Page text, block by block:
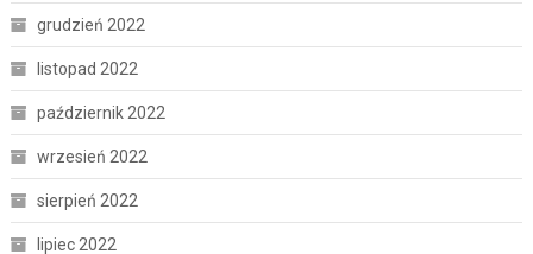
grudzień 2022
listopad 2022
październik 2022
wrzesień 2022
sierpień 2022
lipiec 2022